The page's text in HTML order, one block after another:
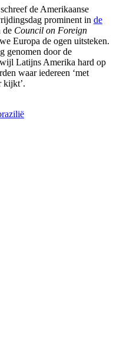
de Amerikaanse
prominent in de
de Council on Foreign
Europa de ogen uitsteken.
genomen door de
Latijns Amerika hard op
waar iedereen ‘met
kijkt’.